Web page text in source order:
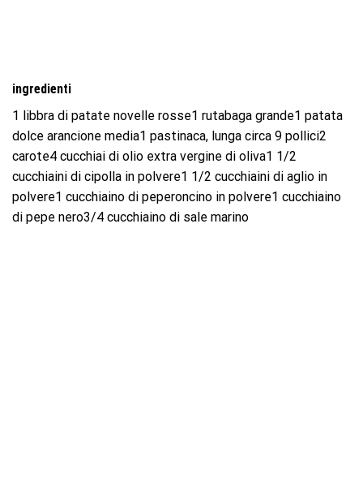
ingredienti
1 libbra di patate novelle rosse1 rutabaga grande1 patata
dolce arancione media1 pastinaca, lunga circa 9 pollici2
carote4 cucchiai di olio extra vergine di oliva1 1/2
cucchiaini di cipolla in polvere1 1/2 cucchiaini di aglio in
polvere1 cucchiaino di peperoncino in polvere1 cucchiaino
di pepe nero3/4 cucchiaino di sale marino